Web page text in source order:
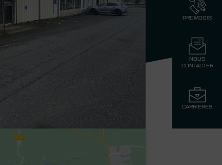
PROMODIS
NOUS
CONTACTER
CARRIÈRES